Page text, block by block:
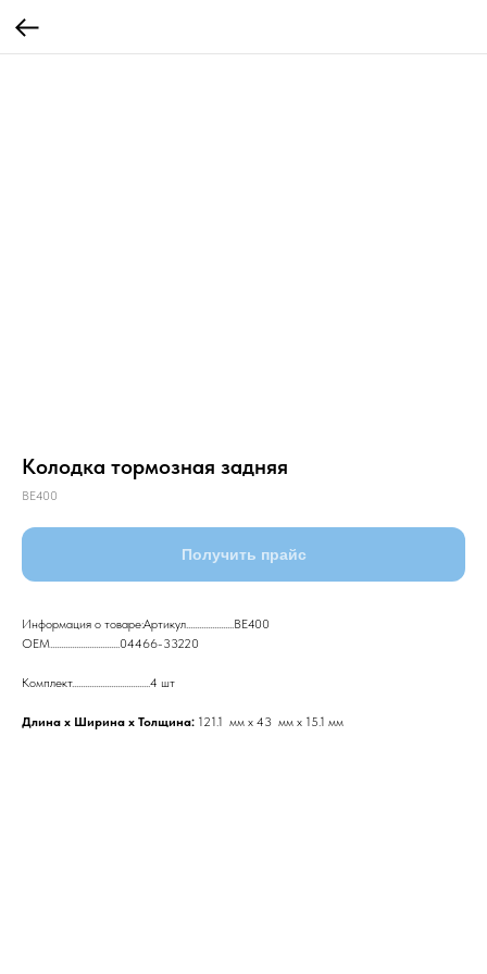
Колодка тормозная задняя
ВЕ400
Получить прайс
Информация о товаре:Артикул......................ВЕ400
ОЕМ................................04466-33220
Комплект....................................4 шт
Длина х Ширина х Толщина: 121.1 мм х 43 мм х 15.1 мм